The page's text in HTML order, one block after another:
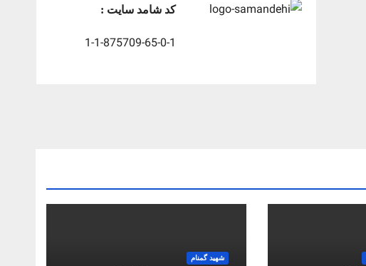
کد شامد سایت :
1-1-875709-65-0-1
شهید گمنام